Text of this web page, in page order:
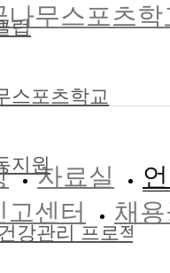
럽
스포츠학교
지원
강관리 프로젝
나무스포츠학
자료실
센터
채